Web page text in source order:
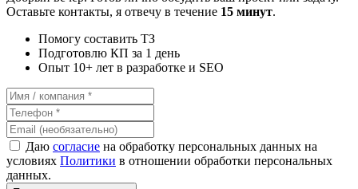
Оставьте контакты, я отвечу в течение 15 минут.
Помогу составить ТЗ
Подготовлю КП за 1 день
Опыт 10+ лет в разработке и SEO
Даю согласие на обработку персональных данных на
условиях Политики в отношении обработки персональных
данных.